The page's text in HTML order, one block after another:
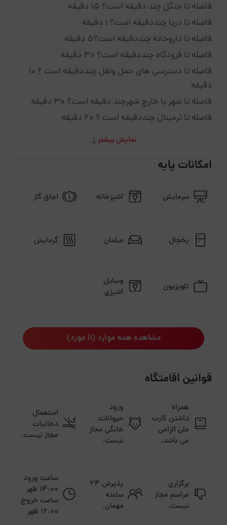
فاصله تا جنگل چند دقیقه است؟ 15 دقیقه
فاصله تا دریا چنددقیقه است؟ 1 دقیقه
فاصله تا داروخانه چنددقیقه است؟5 دقیقه
فاصله تا فرودگاه چنددقیقه است؟ 30 دقیقه
فاصله تا دسترسی های حمل ونقل چنددقیقه است ؟ 10
دقیقه
فاصله تا شهر یا خارج شهرچند دقیقه است؟ 30 دقیقه
فاصله تا ترمینال چنددقیقه است ؟ 20 دقیقه
نمایش بیشتر
امکانات پایه
سرمایش آشپزخانه اجاق گاز
یخچال مبلمان گرمایش
تلویزیون
وسایل
آشپزی
مشاهده همه موارد (11 مورد)
قوانین اقامتگاه
همراه
داشتن کارت
ملی الزامی
می باشد.
ورود
حیوانات
خانگی مجاز
نیست.
استعمال
دخانیات
مجاز نیست.
برگزاری
مراسم مجاز
نیست.
پذیرش ۲۴
ساعته
مهمان.
ساعت ورود
14:00 ظهر
ساعت خروج
12:00 ظهر